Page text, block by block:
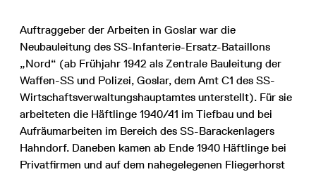
Auftraggeber der Arbeiten in Goslar war die
Neubauleitung des SS-Infanterie-Ersatz-Bataillons
„Nord“ (ab Frühjahr 1942 als Zentrale Bauleitung der
Waffen-SS und Polizei, Goslar, dem Amt C1 des SS-
Wirtschaftsverwaltungshauptamtes unterstellt). Für sie
arbeiteten die Häftlinge 1940/41 im Tiefbau und bei
Aufräumarbeiten im Bereich des SS-Barackenlagers
Hahndorf. Daneben kamen ab Ende 1940 Häftlinge bei
Privatfirmen und auf dem nahegelegenen Fliegerhorst